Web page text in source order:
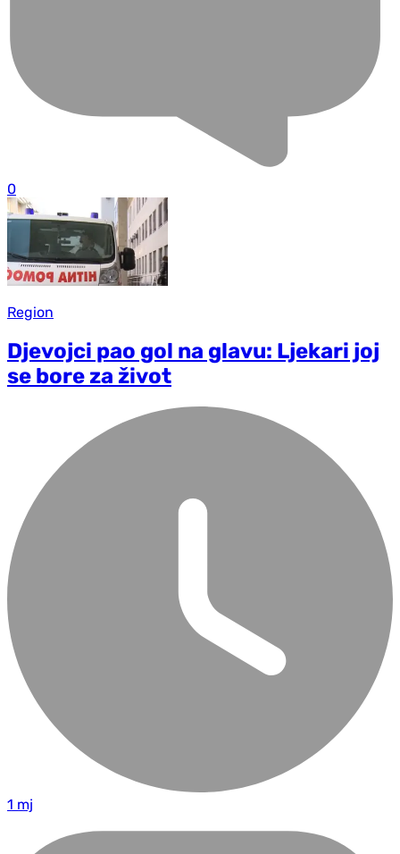
0
Region
Djevojci pao gol na glavu: Ljekari joj
se bore za život
1 mj